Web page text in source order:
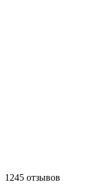
1245 отзывов